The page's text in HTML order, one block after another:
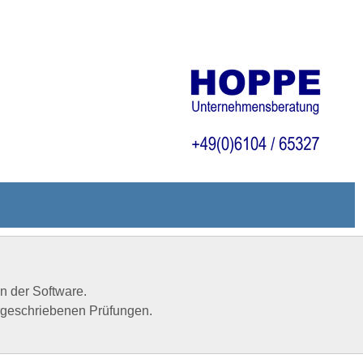
der Software.
Prüfungen.